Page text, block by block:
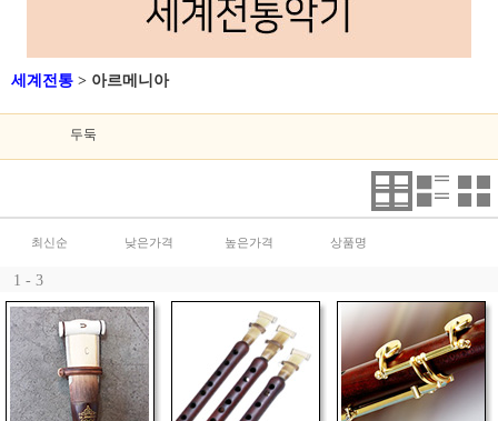
세계전통 > 아르메니아
두둑
최신순 낮은가격 높은가격 상품명
1 - 3